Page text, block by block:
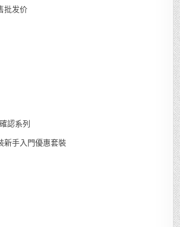
批发价
認系列
新手入門優惠套裝